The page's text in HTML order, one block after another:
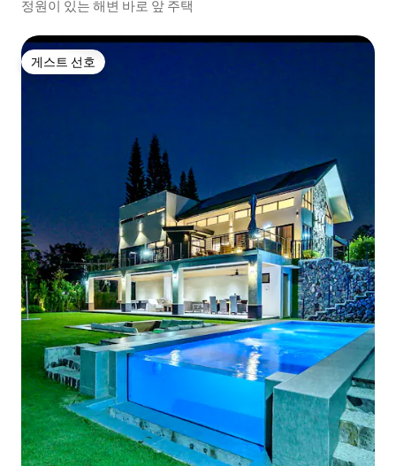
정원이 있는 해변 바로 앞 주택
게스트 선호
게스트 선호